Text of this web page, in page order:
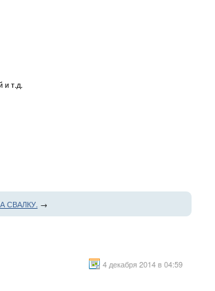
и т.д.
СВАЛКУ. →
4 декабря 2014 в 04:59